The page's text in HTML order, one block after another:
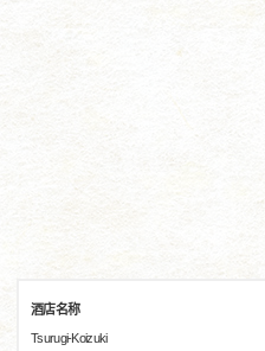
酒店名称
Tsurugi-Koizuki